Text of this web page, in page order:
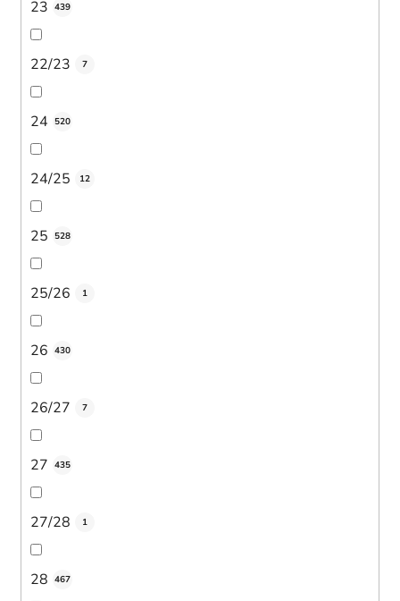
23 439
22/23 7
24 520
24/25 12
25 528
25/26 1
26 430
26/27 7
27 435
27/28 1
28 467